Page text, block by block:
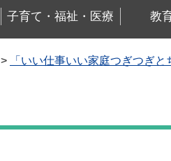
子育て・福祉・医療 教
> 「いい仕事いい家庭つぎつぎと